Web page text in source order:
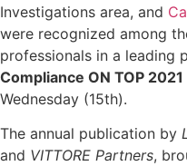
Investigations area, and
were recognized among
professionals in a leading
Compliance ON TOP 2021
Wednesday (15th).
The annual publication by
and VITTORE Partners,